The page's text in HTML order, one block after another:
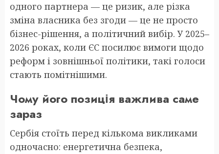
одного партнера — це ризик, але різка
зміна власника без згоди — це не просто
бізнес-рішення, а політичний вибір. У 2025–
2026 роках, коли ЄС посилює вимоги щодо
реформ і зовнішньої політики, такі голоси
стають помітнішими.
Чому його позиція важлива саме
зараз
Сербія стоїть перед кількома викликами
одночасно: енергетична безпека,